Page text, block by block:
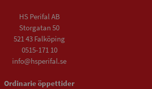
HS Perifal AB
Storgatan 50
521 43 Falköping
0515-171 10
info@hsperifal.se
Ordinarie öppettider